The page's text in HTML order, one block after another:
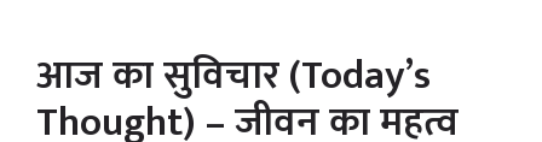
आज का सुविचार (Today’s
Thought) – जीवन का महत्व